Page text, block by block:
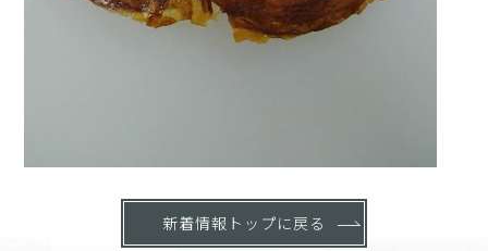
新着情報トップに戻る